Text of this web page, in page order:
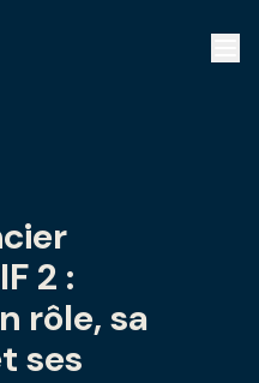
2 :
rôle, sa
ses